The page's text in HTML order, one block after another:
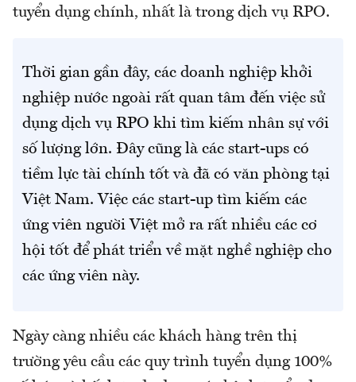
tuyển dụng chính, nhất là trong dịch vụ RPO.
Thời gian gần đây, các doanh nghiệp khởi
nghiệp nước ngoài rất quan tâm đến việc sử
dụng dịch vụ RPO khi tìm kiếm nhân sự với
số lượng lớn. Đây cũng là các start-ups có
tiềm lực tài chính tốt và đã có văn phòng tại
Việt Nam. Việc các start-up tìm kiếm các
ứng viên người Việt mở ra rất nhiều các cơ
hội tốt để phát triển về mặt nghề nghiệp cho
các ứng viên này.
Ngày càng nhiều các khách hàng trên thị
trường yêu cầu các quy trình tuyển dụng 100%